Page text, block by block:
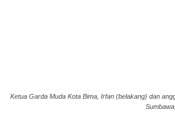
Ketua Garda Muda Kota Bima, Irfan (belakang) dan